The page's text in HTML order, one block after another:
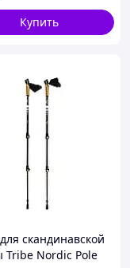
Купить
скандинавской
Tribe Nordic Pole